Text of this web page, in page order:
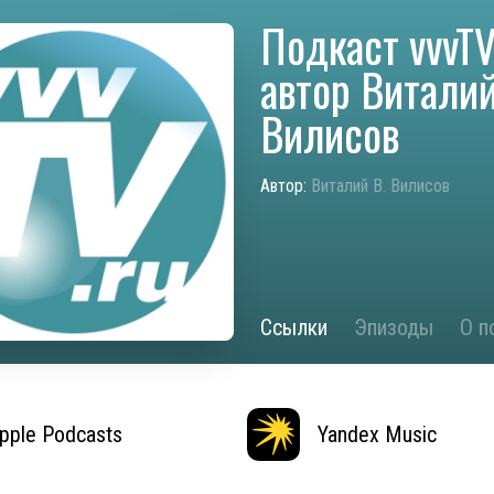
Подкаст
автор
Вилисов
Автор: Виталий В. Вилисов
Ссылки Эпизоды О
Podcasts Yandex Music